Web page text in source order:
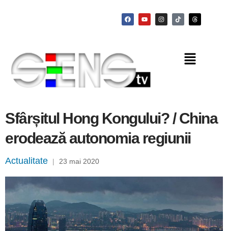
Sfârșitul Hong Kongului? / China
erodează autonomia regiunii
Actualitate | 23 mai 2020